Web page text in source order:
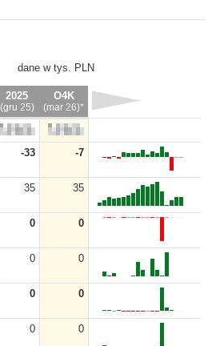
dane w tys. PLN
2025
(gru 25)
O4K
(mar 26)*
-33 -7
35 35
0 0
0 0
0 0
0 0